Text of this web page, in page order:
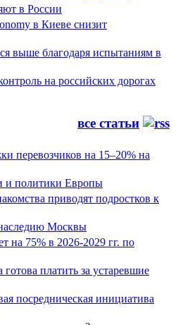
в России
в Киеве снизит
выше благодаря испытаниям в
на российских дорогах
все статьи
перевозчиков на 15–20% на
и политики Европы
приводят подростков к
Москвы
75% в 2026-2029 гг. по
платить за устаревшие
посредническая инициатива